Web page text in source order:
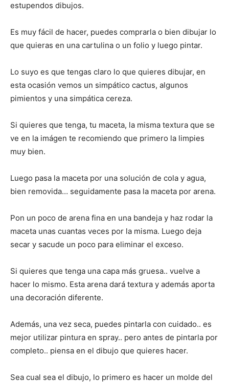
estupendos dibujos.
Es muy fácil de hacer, puedes comprarla o bien dibujar lo
que quieras en una cartulina o un folio y luego pintar.
Lo suyo es que tengas claro lo que quieres dibujar, en
esta ocasión vemos un simpático cactus, algunos
pimientos y una simpática cereza.
Si quieres que tenga, tu maceta, la misma textura que se
ve en la imágen te recomiendo que primero la limpies
muy bien.
Luego pasa la maceta por una solución de cola y agua,
bien removida… seguidamente pasa la maceta por arena.
Pon un poco de arena fina en una bandeja y haz rodar la
maceta unas cuantas veces por la misma. Luego deja
secar y sacude un poco para eliminar el exceso.
Si quieres que tenga una capa más gruesa.. vuelve a
hacer lo mismo. Esta arena dará textura y además aporta
una decoración diferente.
Además, una vez seca, puedes pintarla con cuidado.. es
mejor utilizar pintura en spray.. pero antes de pintarla por
completo.. piensa en el dibujo que quieres hacer.
Sea cual sea el dibujo, lo primero es hacer un molde del